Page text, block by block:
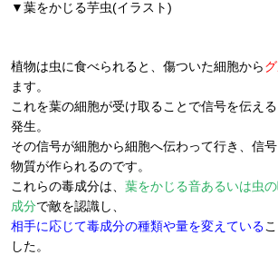
▼葉をかじる芋虫(イラスト)
植物は虫に食べられると、傷ついた細胞から
ます。
これを葉の細胞が受け取ることで信号を伝える
発生。
その信号が細胞から細胞へ伝わって行き、信
物質が作られるのです。
これらの毒成分は、 葉をかじる音あるいは虫
成分で敵を認識し、
相手に応じて毒成分の種類や量を変えている
した。